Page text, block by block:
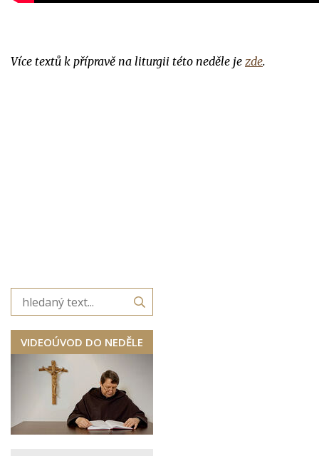
Více textů k přípravě na liturgii této neděle je zde.
VIDEOÚVOD DO NEDĚLE